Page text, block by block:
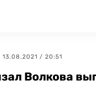
| 13.08.2021 / 20:51
Волкова